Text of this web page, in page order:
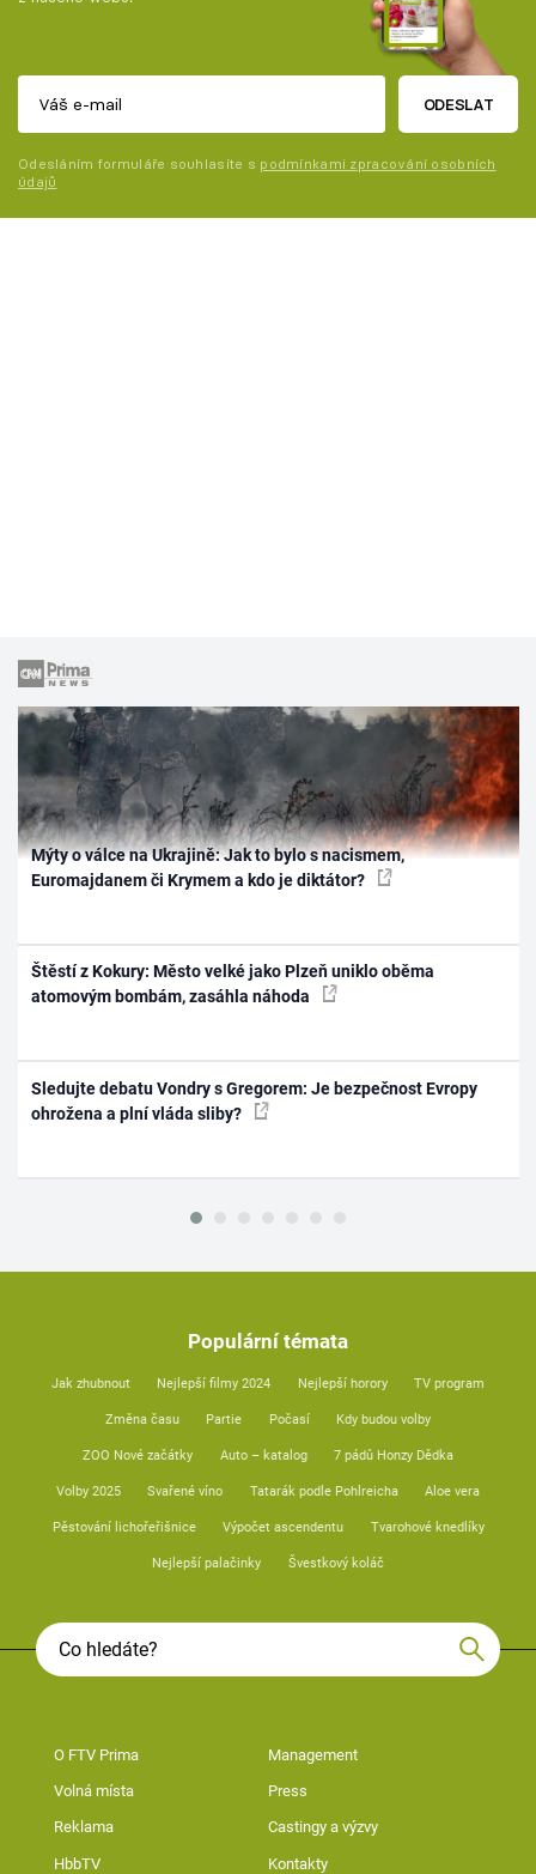
ODESLAT
Odesláním formuláře souhlasíte s podmínkami zpracování osobních
údajů
Mýty o válce na Ukrajině: Jak to bylo s nacismem,
Euromajdanem či Krymem a kdo je diktátor?
Štěstí z Kokury: Město velké jako Plzeň uniklo oběma
atomovým bombám, zasáhla náhoda
Sledujte debatu Vondry s Gregorem: Je bezpečnost Evropy
ohrožena a plní vláda sliby?
Populární témata
Jak zhubnout Nejlepší filmy 2024 Nejlepší horory TV program
Změna času Partie Počasí Kdy budou volby
ZOO Nové začátky Auto – katalog 7 pádů Honzy Dědka
Volby 2025 Svařené víno Tatarák podle Pohlreicha Aloe vera
Pěstování lichořeřišnice Výpočet ascendentu Tvarohové knedlíky
Nejlepší palačinky Švestkový koláč
O FTV Prima Management
Volná místa Press
Reklama Castingy a výzvy
HbbTV Kontakty